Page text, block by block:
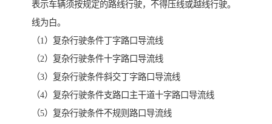
表示车辆须按规定的路线行驶，不得压线或越线行驶。
线为白。
（1）复杂行驶条件丁字路口导流线
（2）复杂行驶条件十字路口导流线
（3）复杂行驶条件斜交丁字路口导流线
（4）复杂行驶条件支路口主干道十字路口导流线
（5）复杂行驶条件不规则路口导流线